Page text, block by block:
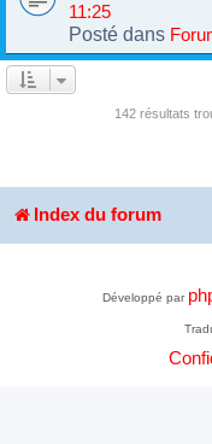
11:25
Posté dans
142 résultats
Index du forum
Développé par